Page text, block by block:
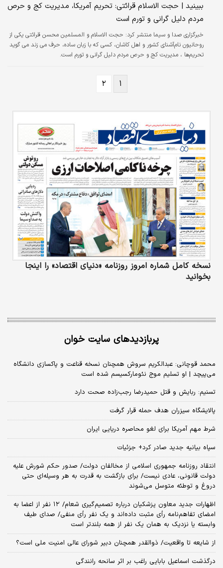
ببینید | حجت الاسلام قرائتی: تحریم آمریکا، مدیریت کج و حرص
مردم دلیل گرانی و تورم است
خبرگزاری صدا و سیما منتشر کرد: حجت الاسلام و المسلمین محسن قرائتی یکی از
روحانیون نام‌آشنای کشور و اهل کاشان، کسی که با زبان ساده، حرف می زند می گوید
تحریم‌ها ، مدیریت کج و حرص مردم دلیل گرانی و تورم است.
۱ ۲
نسخه کامل شماره امروز روزنامه «دنیای‌ اقتصاد» را اینجا
بخوانید
پربازدیدهای سایت خوان
محمد قوچانی: عبدالکریم سروش همچنان نسخه قناعت و پاکسازی دانشگاه
می‌پیچد | او تسلیم موج نئومارکسیسم شده است
تسنیم: ربایش و قتل حمیدرضا رجب‌زاده صحت دارد
پالایشگاه سیزران هدف حمله قرار گرفت
شرط مهم آمریکا برای لغو محاصره دریایی ایران
سپاه بیانیه جدید صادر کرد+ جزئیات
انتقاد روزنامه جمهوری اسلامی از مخالفان دولت/ صدور حکم شورش علیه
دولت قانونی، عادی نیست/ برای بازگشت به قدرت به هر وسیله‌ای حتی
دروغ و توطئه متوسل می‌شوند
اظهارات جدید معاون پزشکیان درباره تصمیم‌گیری شعام/ ۱۲ نفر از اعضا به
امضای تفاهم‌نامه رأی مثبت داده‌اند و یک نفر رأی منفی/ صدای طیف
وابسته یا نزدیک به همان یک نفر از همه بلندتر است
از شایعه تا واقعیت/ ذوالقدر همچنان دبیر شورای ‌عالی امنیت ملی است؟
درگذشت اسماعیل بابایی راغب بر اثر سانحه رانندگی